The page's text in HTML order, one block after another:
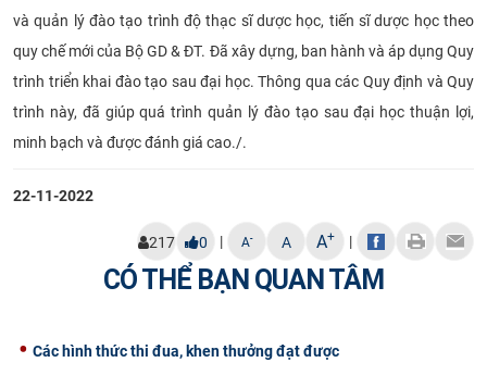
và quản lý đào tạo trình độ thạc sĩ dược học, tiến sĩ dược học theo
quy chế mới của Bộ GD & ĐT. Đã xây dựng, ban hành và áp dụng Quy
trình triển khai đào tạo sau đại học. Thông qua các Quy định và Quy
trình này, đã giúp quá trình quản lý đào tạo sau đại học thuận lợi,
minh bạch và được đánh giá cao./.
22-11-2022
217 0 | A- A A+ |
CÓ THỂ BẠN QUAN TÂM
Các hình thức thi đua, khen thưởng đạt được